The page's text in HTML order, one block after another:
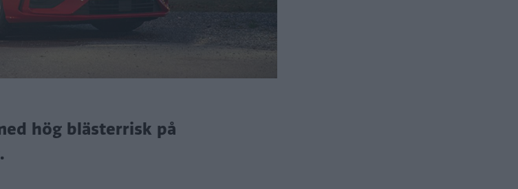
hög blästerrisk på